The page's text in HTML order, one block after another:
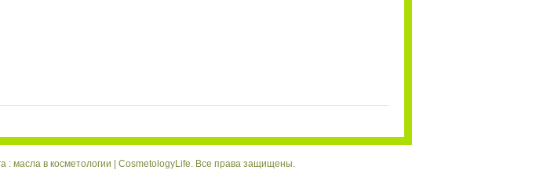
: масла в косметологии | CosmetologyLife. Все права защищены.